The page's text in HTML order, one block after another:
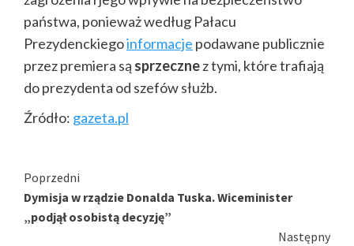
państwa, ponieważ według Pałacu
Prezydenckiegoinformacje podawane publicznie
przez premiera są sprzecznez tymi, które trafiają
do prezydenta od szefów służb.
Źródło: gazeta.pl
Kontynuuj
czytanie
Poprzedni
Dymisja w rządzie Donalda Tuska. Wiceminister
„podjął osobistą decyzję”
Następny